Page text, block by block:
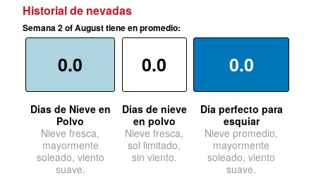
Historial de nevadas
Semana 2 of August tiene en promedio:
0.0
Dias de Nieve en
Polvo
Nieve fresca,
mayormente
soleado, viento
suave.
0.0
Dias de nieve
en polvo
Nieve fresca,
sol limitado,
sin viento.
0.0
Dia perfecto para
esquiar
Nieve promedio,
mayormente
soleado, viento
suave.